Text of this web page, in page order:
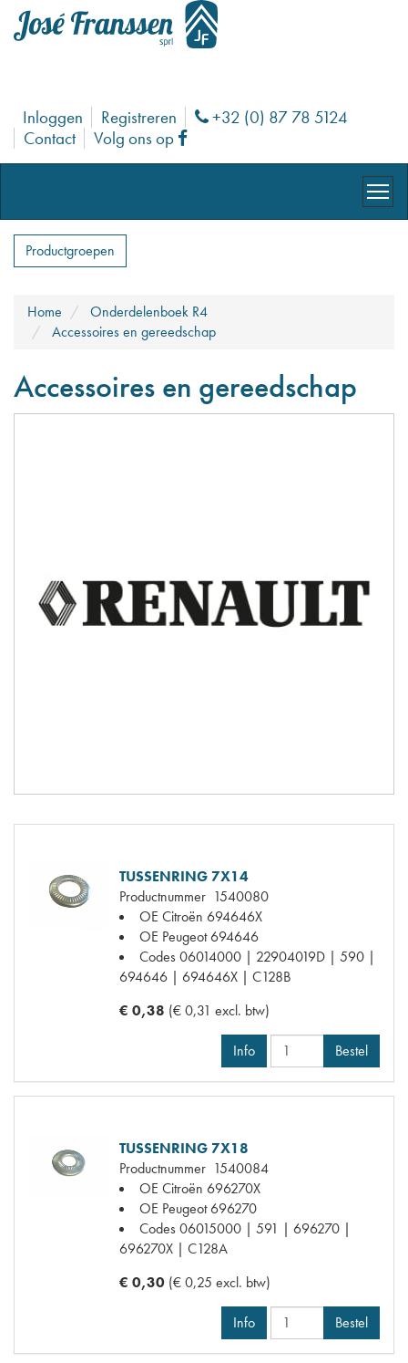
Inloggen Registreren Phone
+32 (0) 87 78 5124
Contact
Volg ons op Facebook
Productgroepen
Home
Onderdelenboek R4
Accessoires en gereedschap
Accessoires en gereedschap
TUSSENRING 7X14
Productnummer 1540080
OE Citroën 694646X
OE Peugeot 694646
Codes06014000 | 22904019D | 590 |
694646 | 694646X | C128B
€ 0,38 (€ 0,31 excl. btw)
Info Bestel
TUSSENRING 7X18
Productnummer 1540084
OE Citroën 696270X
OE Peugeot 696270
Codes06015000 | 591 | 696270 |
696270X | C128A
€ 0,30 (€ 0,25 excl. btw)
Info Bestel